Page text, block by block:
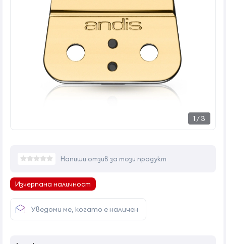
1 /3
Напиши отзив за този продукт
Изчерпана наличност
Уведоми ме, когато е наличен